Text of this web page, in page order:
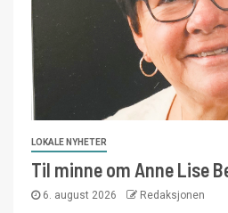
LOKALE NYHETER
Til minne om Anne Lise
6. august 2026 Redaksjonen